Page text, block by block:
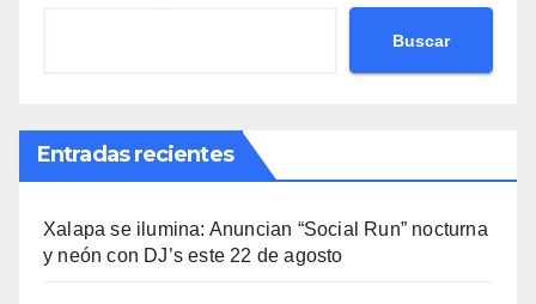
Buscar
Entradas recientes
Xalapa se ilumina: Anuncian “Social Run” nocturna
y neón con DJ’s este 22 de agosto